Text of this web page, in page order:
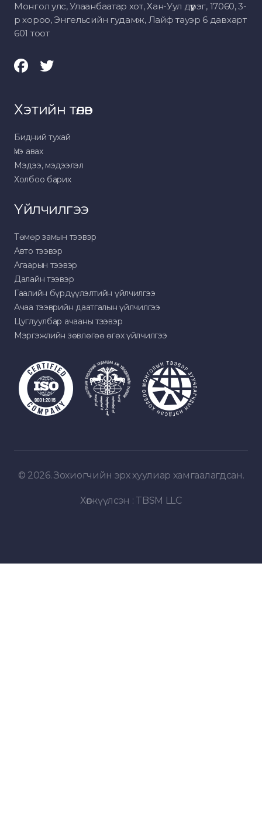
Монгол улс, Улаанбаатар хот, Хан-Уул дүүрэг, 17060, 3-
р хороо, Энгельсийн гудамж, Лайф тауэр 6 давхарт
601 тоот
Хэтийн төлөв
Бидний тухай
Үнэ авах
Мэдээ, мэдээлэл
Холбоо барих
Үйлчилгээ
Төмөр замын тээвэр
Авто тээвэр
Агаарын тээвэр
Далайн тээвэр
Гаалийн бүрдүүлэлтийн үйлчилгээ
Ачаа тээврийн даатгалын үйлчилгээ
Цуглуулбар ачааны тээвэр
Мэргэжлийн зөвлөгөө өгөх үйлчилгээ
© 2026. Зохиогчийн эрх хуулиар хамгаалагдсан.
Хөгжүүлсэн : TBSM LLC